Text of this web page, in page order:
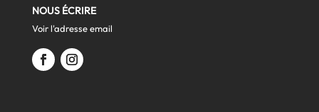
NOUS ÉCRIRE
Voir l'adresse email